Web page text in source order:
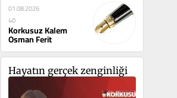
01.08.2026
40
Korkusuz Kalem
Osman Ferit
Hayatın gerçek zenginliği